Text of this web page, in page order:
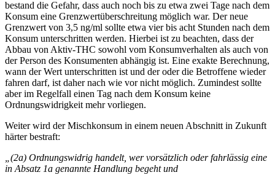
bestand die Gefahr, dass auch noch bis zu etwa zwei Tage nach dem
Konsum eine Grenzwertüberschreitung möglich war. Der neue
Grenzwert von 3,5 ng/ml sollte etwa vier bis acht Stunden nach dem
Konsum unterschritten werden. Hierbei ist zu beachten, dass der
Abbau von Aktiv-THC sowohl vom Konsumverhalten als auch von
der Person des Konsumenten abhängig ist. Eine exakte Berechnung,
wann der Wert unterschritten ist und der oder die Betroffene wieder
fahren darf, ist daher nach wie vor nicht möglich. Zumindest sollte
aber im Regelfall einen Tag nach dem Konsum keine
Ordnungswidrigkeit mehr vorliegen.
Weiter wird der Mischkonsum in einem neuen Abschnitt in Zukunft
härter bestraft:
„(2a) Ordnungswidrig handelt, wer vorsätzlich oder fahrlässig eine
in Absatz 1a genannte Handlung begeht und